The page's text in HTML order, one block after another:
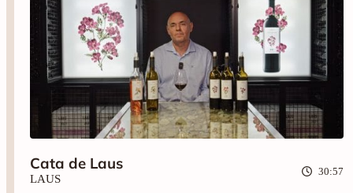
Cata de Laus
LAUS
30:57